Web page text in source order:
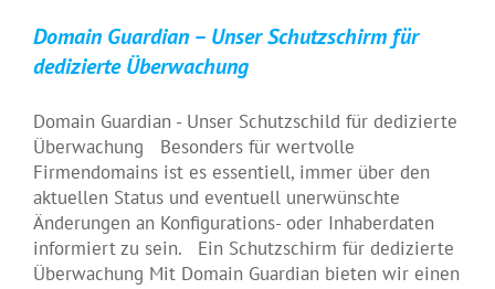
Domain Guardian – Unser Schutzschirm für
dedizierte Überwachung
Domain Guardian - Unser Schutzschild für dedizierte
Überwachung Besonders für wertvolle
Firmendomains ist es essentiell, immer über den
aktuellen Status und eventuell unerwünschte
Änderungen an Konfigurations- oder Inhaberdaten
informiert zu sein. Ein Schutzschirm für dedizierte
Überwachung Mit Domain Guardian bieten wir einen